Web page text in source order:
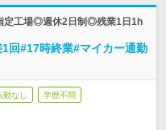
定工場◎週休2日制◎残業1日1h
回#17時終業#マイカー通勤
勤なし 学歴不問